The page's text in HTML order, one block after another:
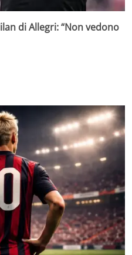
di Allegri: “Non vedono